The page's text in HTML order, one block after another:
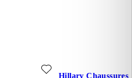
(Marron Clair, Daim)
Hillary Chaussures
Ajouter aux favoris: